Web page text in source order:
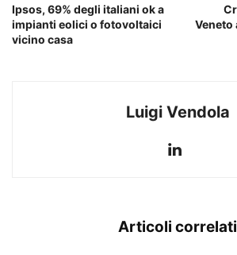
Ipsos, 69% degli italiani ok a
impianti eolici o fotovoltaici
vicino casa
Veneto
Luigi Vendola
Articoli correlati